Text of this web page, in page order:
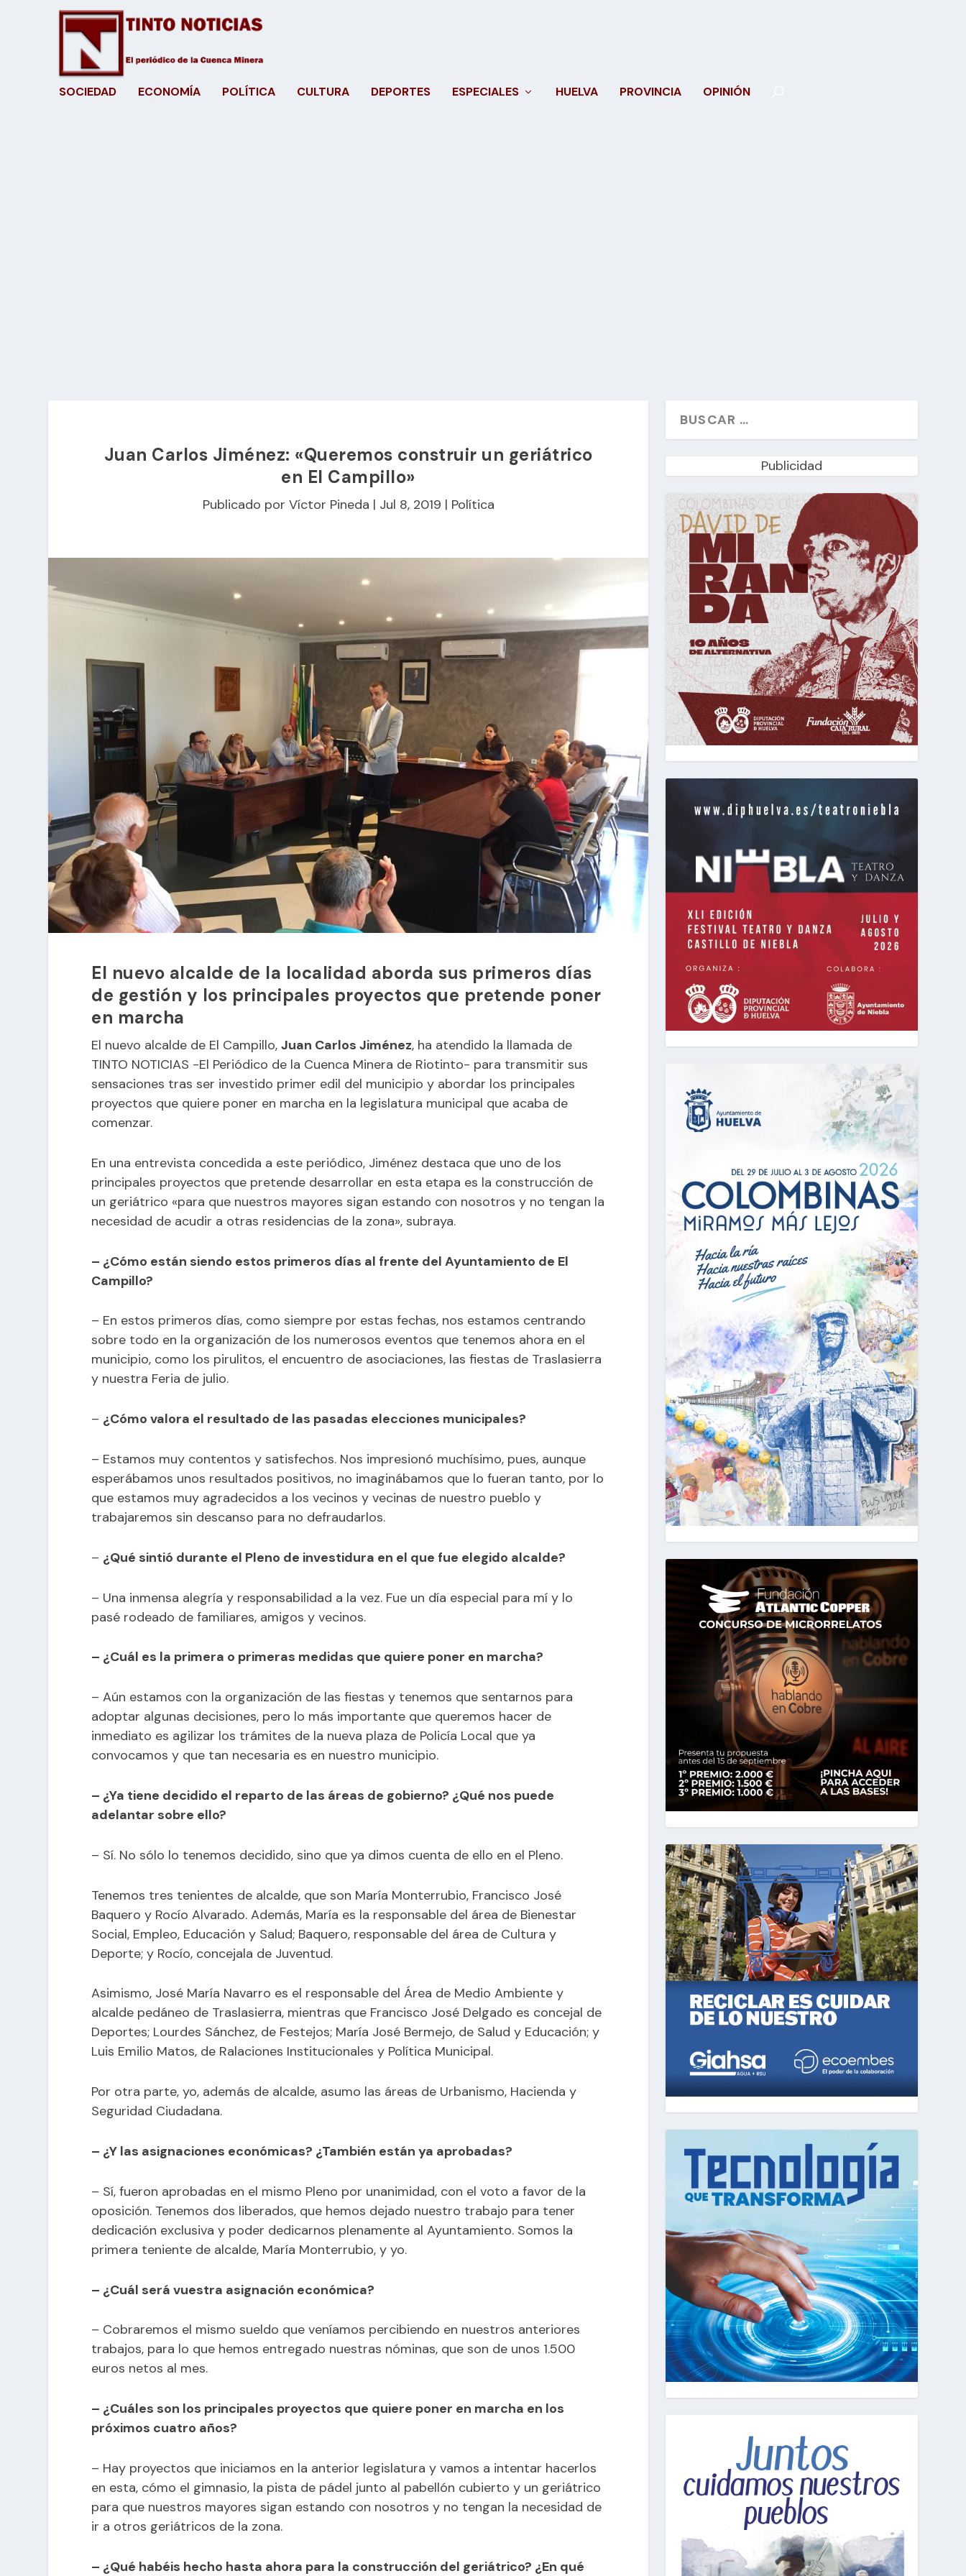
SOCIEDAD ECONOMÍA POLÍTICA CULTURA DEPORTES ESPECIALES HUELVA PROVINCIA OPINIÓN
Juan Carlos Jiménez: «Queremos construir un geriátrico
en El Campillo»
Publicado por Víctor Pineda | Jul 8, 2019 | Política
El nuevo alcalde de la localidad aborda sus primeros días
de gestión y los principales proyectos que pretende poner
en marcha
El nuevo alcalde de El Campillo,Juan Carlos Jiménez, ha atendido la llamada de
TINTO NOTICIAS -El Periódico de la Cuenca Minera de Riotinto- para transmitir sus
sensaciones tras ser investido primer edil del municipio y abordar los principales
proyectos que quiere poner en marcha en la legislatura municipal que acaba de
comenzar.
En una entrevista concedida a este periódico, Jiménez destaca que uno de los
principales proyectos que pretende desarrollar en esta etapa es la construcción de
un geriátrico «para que nuestros mayores sigan estando con nosotros y no tengan la
necesidad de acudir a otras residencias de la zona», subraya.
– ¿Cómo están siendo estos primeros días al frente del Ayuntamiento de El
Campillo?
– En estos primeros días, como siempre por estas fechas, nos estamos centrando
sobre todo en la organización de los numerosos eventos que tenemos ahora en el
municipio, como los pirulitos, el encuentro de asociaciones, las fiestas de Traslasierra
y nuestra Feria de julio.
– ¿Cómo valora el resultado de las pasadas elecciones municipales?
– Estamos muy contentos y satisfechos. Nos impresionó muchísimo, pues, aunque
esperábamos unos resultados positivos, no imaginábamos que lo fueran tanto, por lo
que estamos muy agradecidos a los vecinos y vecinas de nuestro pueblo y
trabajaremos sin descanso para no defraudarlos.
– ¿Qué sintió durante el Pleno de investidura en el que fue elegido alcalde?
– Una inmensa alegría y responsabilidad a la vez. Fue un día especial para mí y lo
pasé rodeado de familiares, amigos y vecinos.
– ¿Cuál es la primera o primeras medidas que quiere poner en marcha?
– Aún estamos con la organización de las fiestas y tenemos que sentarnos para
adoptar algunas decisiones, pero lo más importante que queremos hacer de
inmediato es agilizar los trámites de la nueva plaza de Policía Local que ya
convocamos y que tan necesaria es en nuestro municipio.
– ¿Ya tiene decidido el reparto de las áreas de gobierno? ¿Qué nos puede
adelantar sobre ello?
– Sí. No sólo lo tenemos decidido, sino que ya dimos cuenta de ello en el Pleno.
Tenemos tres tenientes de alcalde, que son María Monterrubio, Francisco José
Baquero y Rocío Alvarado. Además, María es la responsable del área de Bienestar
Social, Empleo, Educación y Salud; Baquero, responsable del área de Cultura y
Deporte; y Rocío, concejala de Juventud.
Asimismo, José María Navarro es el responsable del Área de Medio Ambiente y
alcalde pedáneo de Traslasierra, mientras que Francisco José Delgado es concejal de
Deportes; Lourdes Sánchez, de Festejos; María José Bermejo, de Salud y Educación; y
Luis Emilio Matos, de Ralaciones Institucionales y Política Municipal.
Por otra parte, yo, además de alcalde, asumo las áreas de Urbanismo, Hacienda y
Seguridad Ciudadana.
– ¿Y las asignaciones económicas? ¿También están ya aprobadas?
– Sí, fueron aprobadas en el mismo Pleno por unanimidad, con el voto a favor de la
oposición. Tenemos dos liberados, que hemos dejado nuestro trabajo para tener
dedicación exclusiva y poder dedicarnos plenamente al Ayuntamiento. Somos la
primera teniente de alcalde, María Monterrubio, y yo.
– ¿Cuál será vuestra asignación económica?
– Cobraremos el mismo sueldo que veníamos percibiendo en nuestros anteriores
trabajos, para lo que hemos entregado nuestras nóminas, que son de unos 1.500
euros netos al mes.
– ¿Cuáles son los principales proyectos que quiere poner en marcha en los
próximos cuatro años?
– Hay proyectos que iniciamos en la anterior legislatura y vamos a intentar hacerlos
en esta, cómo el gimnasio, la pista de pádel junto al pabellón cubierto y un geriátrico
para que nuestros mayores sigan estando con nosotros y no tengan la necesidad de
ir a otros geriátricos de la zona.
– ¿Qué habéis hecho hasta ahora para la construcción del geriátrico? ¿En qué
Publicidad